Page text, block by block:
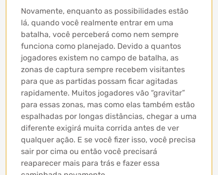
Novamente, enquanto as possibilidades estão
lá, quando você realmente entrar em uma
batalha, você perceberá como nem sempre
funciona como planejado. Devido a quantos
jogadores existem no campo de batalha, as
zonas de captura sempre recebem visitantes
para que as partidas possam ficar agitadas
rapidamente. Muitos jogadores vão “gravitar”
para essas zonas, mas como elas também estão
espalhadas por longas distâncias, chegar a uma
diferente exigirá muita corrida antes de ver
qualquer ação. E se você fizer isso, você precisa
sair por cima ou então você precisará
reaparecer mais para trás e fazer essa